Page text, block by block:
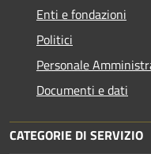
Enti e fondazioni
Politici
Personale
Documenti e dati
CATEGORIE DI SERVIZIO